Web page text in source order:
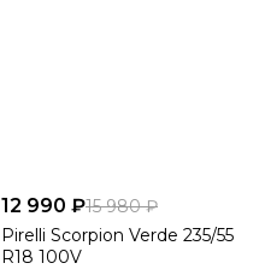
12 990 ₽15 980 ₽
Pirelli Scorpion Verde 235/55
R18 100V